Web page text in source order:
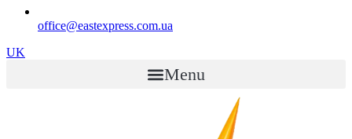
office@eastexpress.com.ua
UK
Menu